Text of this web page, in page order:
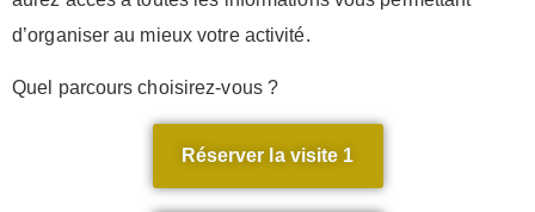
d’organiser au mieux votre activité.
Quel parcours choisirez-vous ?
Réserver la visite 1